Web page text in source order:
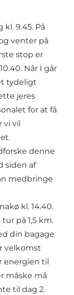
kl. 9.45. På
venter på
stop er
Når I går
tydeligt
jeres
for at få
vil
denne
siden af
medbringe
kl. 14.40.
på 1,5 km.
din bagage
velkomst
energien til
måske må
til dag 2.